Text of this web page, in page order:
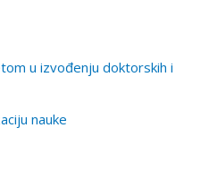
u izvođenju doktorskih i
nauke